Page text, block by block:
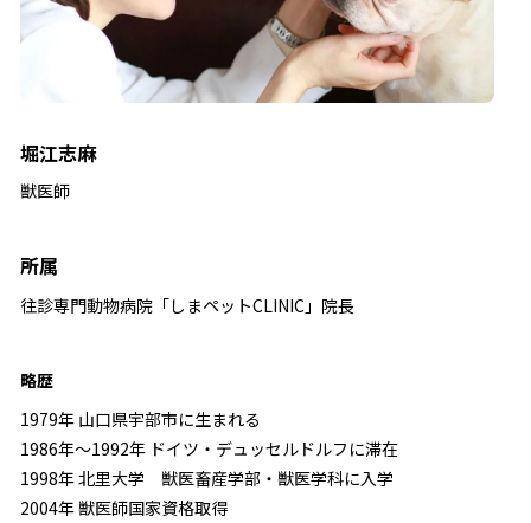
堀江志麻
獣医師
所属
往診専門動物病院「しまペットCLINIC」院長
略歴
1979年 山口県宇部市に生まれる
1986年～1992年 ドイツ・デュッセルドルフに滞在
1998年 北里大学 獣医畜産学部・獣医学科に入学
2004年 獣医師国家資格取得